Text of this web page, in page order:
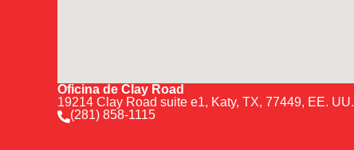
Oficina de Clay Road
19214 Clay Road suite e1, Katy, TX, 77449, EE. UU.
(281) 858-1115